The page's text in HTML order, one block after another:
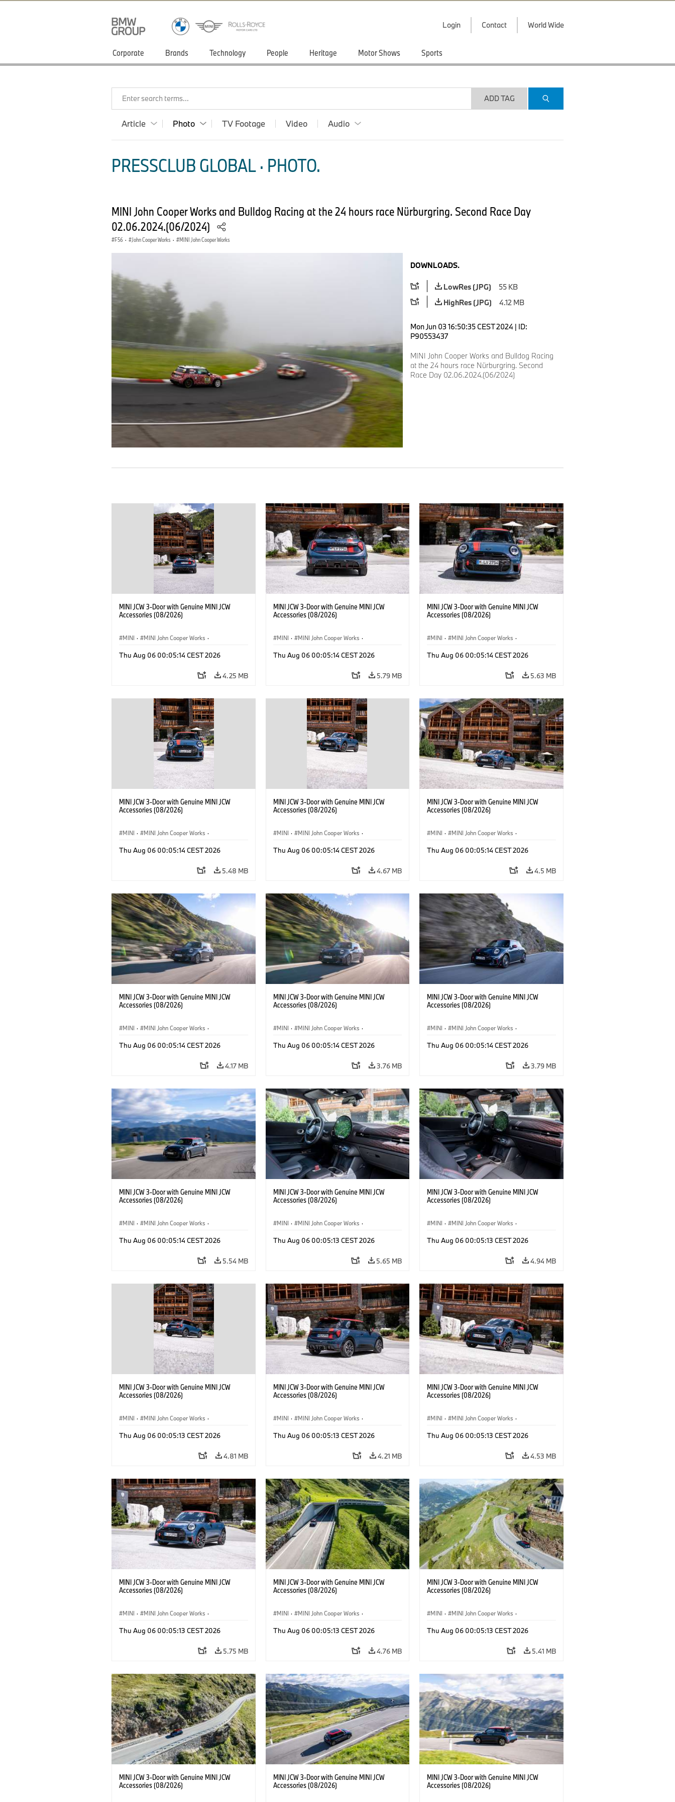
Login Contact World Wide
Corporate Brands Technology People Heritage Motor Shows Sports
Enter search terms... ADD TAG
Article Photo TV Footage Video Audio
PRESSCLUB GLOBAL · PHOTO.
MINI John Cooper Works and Bulldog Racing at the 24 hours race Nürburgring. Second Race Day
02.06.2024.(06/2024)
F56 · John Cooper Works · MINI John Cooper Works
DOWNLOADS.
LowRes (JPG)
55 KB
HighRes (JPG)
4.12 MB
Mon Jun 03 16:50:35 CEST 2024 | ID:
P90553437
MINI John Cooper Works and Bulldog Racing
at the 24 hours race Nürburgring. Second
Race Day 02.06.2024.(06/2024)
MINI JCW 3-Door with Genuine MINI JCW
Accessories (08/2026)
MINI · MINI John Cooper Works ·
Optional Extras, Accessories
Thu Aug 06 00:05:14 CEST 2026
4.25 MB
MINI JCW 3-Door with Genuine MINI JCW
Accessories (08/2026)
MINI · MINI John Cooper Works ·
Optional Extras, Accessories
Thu Aug 06 00:05:14 CEST 2026
5.79 MB
MINI JCW 3-Door with Genuine MINI JCW
Accessories (08/2026)
MINI · MINI John Cooper Works ·
Optional Extras, Accessories
Thu Aug 06 00:05:14 CEST 2026
5.63 MB
MINI JCW 3-Door with Genuine MINI JCW
Accessories (08/2026)
MINI · MINI John Cooper Works ·
Optional Extras, Accessories
Thu Aug 06 00:05:14 CEST 2026
5.48 MB
MINI JCW 3-Door with Genuine MINI JCW
Accessories (08/2026)
MINI · MINI John Cooper Works ·
Optional Extras, Accessories
Thu Aug 06 00:05:14 CEST 2026
4.67 MB
MINI JCW 3-Door with Genuine MINI JCW
Accessories (08/2026)
MINI · MINI John Cooper Works ·
Optional Extras, Accessories
Thu Aug 06 00:05:14 CEST 2026
4.5 MB
MINI JCW 3-Door with Genuine MINI JCW
Accessories (08/2026)
MINI · MINI John Cooper Works ·
Optional Extras, Accessories
Thu Aug 06 00:05:14 CEST 2026
4.17 MB
MINI JCW 3-Door with Genuine MINI JCW
Accessories (08/2026)
MINI · MINI John Cooper Works ·
Optional Extras, Accessories
Thu Aug 06 00:05:14 CEST 2026
3.76 MB
MINI JCW 3-Door with Genuine MINI JCW
Accessories (08/2026)
MINI · MINI John Cooper Works ·
Optional Extras, Accessories
Thu Aug 06 00:05:14 CEST 2026
3.79 MB
MINI JCW 3-Door with Genuine MINI JCW
Accessories (08/2026)
MINI · MINI John Cooper Works ·
Optional Extras, Accessories
Thu Aug 06 00:05:14 CEST 2026
5.54 MB
MINI JCW 3-Door with Genuine MINI JCW
Accessories (08/2026)
MINI · MINI John Cooper Works ·
Optional Extras, Accessories
Thu Aug 06 00:05:13 CEST 2026
5.65 MB
MINI JCW 3-Door with Genuine MINI JCW
Accessories (08/2026)
MINI · MINI John Cooper Works ·
Optional Extras, Accessories
Thu Aug 06 00:05:13 CEST 2026
4.94 MB
MINI JCW 3-Door with Genuine MINI JCW
Accessories (08/2026)
MINI · MINI John Cooper Works ·
Optional Extras, Accessories
Thu Aug 06 00:05:13 CEST 2026
4.81 MB
MINI JCW 3-Door with Genuine MINI JCW
Accessories (08/2026)
MINI · MINI John Cooper Works ·
Optional Extras, Accessories
Thu Aug 06 00:05:13 CEST 2026
4.21 MB
MINI JCW 3-Door with Genuine MINI JCW
Accessories (08/2026)
MINI · MINI John Cooper Works ·
Optional Extras, Accessories
Thu Aug 06 00:05:13 CEST 2026
4.53 MB
MINI JCW 3-Door with Genuine MINI JCW
Accessories (08/2026)
MINI · MINI John Cooper Works ·
Optional Extras, Accessories
Thu Aug 06 00:05:13 CEST 2026
5.75 MB
MINI JCW 3-Door with Genuine MINI JCW
Accessories (08/2026)
MINI · MINI John Cooper Works ·
Optional Extras, Accessories
Thu Aug 06 00:05:13 CEST 2026
4.76 MB
MINI JCW 3-Door with Genuine MINI JCW
Accessories (08/2026)
MINI · MINI John Cooper Works ·
Optional Extras, Accessories
Thu Aug 06 00:05:13 CEST 2026
5.41 MB
MINI JCW 3-Door with Genuine MINI JCW
Accessories (08/2026)
MINI JCW 3-Door with Genuine MINI JCW
Accessories (08/2026)
MINI JCW 3-Door with Genuine MINI JCW
Accessories (08/2026)